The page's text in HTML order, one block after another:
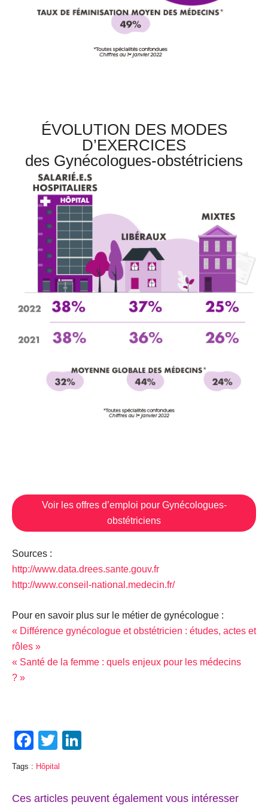
ÉVOLUTION DES MODES
D’EXERCICES
des Gynécologues-obstétriciens
Voir les offres d’emploi pour Gynécologues-
obstétriciens
Sources :
http://www.data.drees.sante.gouv.fr
http://www.conseil-national.medecin.fr/
Pour en savoir plus sur le métier de gynécologue :
« Différence gynécologue et obstétricien : études, actes et
rôles »
« Santé de la femme : quels enjeux pour les médecins
? »
Facebook
Twitter
Tags : Hôpital
Ces articles peuvent également vous intéresser